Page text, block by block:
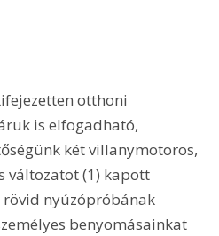
otthoni
is elfogadható,
két villanymotoros,
változatot (1) kapott
nyúzópróbának
benyomásainkat